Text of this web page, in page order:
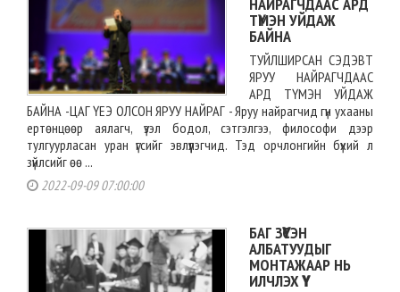
ТҮМЭН УЙДАЖ
БАЙНА
ТУЙЛШИРСАН СЭДЭВТ
ЯРУУ НАЙРАГЧДААС
АРД ТҮМЭН УЙДАЖ
БАЙНА -ЦАГ ҮЕЭ ОЛСОН ЯРУУ НАЙРАГ - Яруу найрагчид гүн ухааны
ертөнцөөр аялагч, үзэл бодол, сэтгэлгээ, философи дээр
тулгуурласан уран үгсийг эвлүүлэгчид. Тэд орчлонгийн бүхий л
зүйлсийг өө ...
2022-09-09 07:00:00
БАГ ЗҮҮСЭН
АЛБАТУУДЫГ
МОНТАЖААР НЬ
ИЛЧЛЭХ ҮҮ